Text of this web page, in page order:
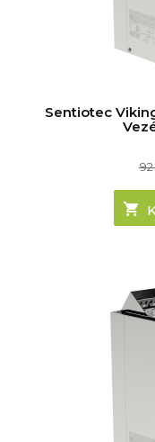
Sentiotec